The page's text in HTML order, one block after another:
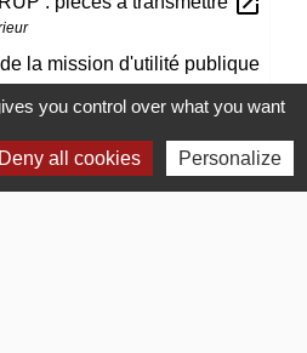
la mission d'utilité publique
associative
reconnues d'utilité publique
you control over what you want
Deny all cookies Personalize